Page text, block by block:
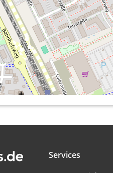
Services
oder Kombinationen
Angebote
Auswahl von Inhalten
Informationen